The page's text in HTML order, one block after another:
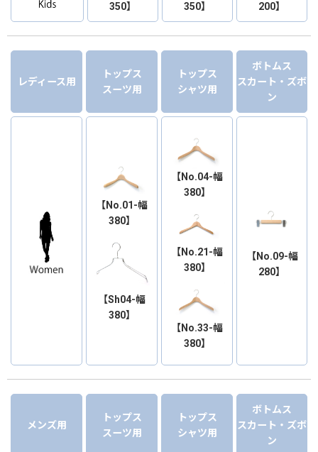
350】
350】
200】
レディース用
トップス
スーツ用
トップス
シャツ用
ボトムス
スカート・ズボ
ン
【No.01-幅
380】
【Sh04-幅
380】
【No.04-幅
380】
【No.21-幅
380】
【No.33-幅
380】
【No.09-幅
280】
メンズ用
トップス
スーツ用
トップス
シャツ用
ボトムス
スカート・ズボ
ン